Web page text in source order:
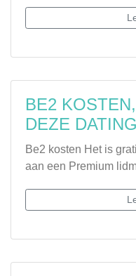
BE2
DEZE
Be2 kosten Het is
aan een Premium